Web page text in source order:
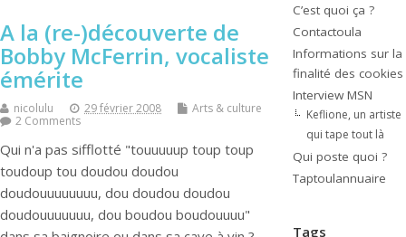
A la (re-)découverte de
Bobby McFerrin, vocaliste
émérite
nicolulu 29 février 2008
Arts & culture
2 Comments
Qui n'a pas sifflotté "touuuuup toup toup
toudoup tou doudou doudou
doudouuuuuuuu, dou doudou doudou
doudouuuuuuu, dou boudou boudouuuu"
C’est quoi ça ?
Contactoula
Informations sur la
finalité des cookies
Interview MSN
Keflione, un artiste
qui tape tout là
Qui poste quoi ?
Taptoulannuaire
Tags